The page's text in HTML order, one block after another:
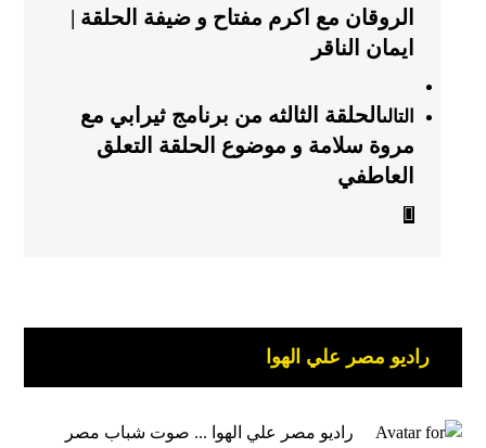
الروقان مع اكرم مفتاح و ضيفة الحلقة |
ايمان الناقر
التالىالحلقة الثالثه من برنامج ثيرابي مع
مروة سلامة و موضوع الحلقة التعلق
العاطفي
راديو مصر علي الهوا
راديو مصر علي الهوا ... صوت شباب مصر